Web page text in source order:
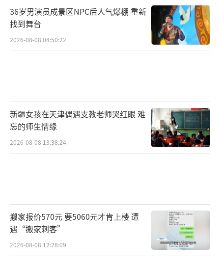
36岁男演员成景区NPC后人气爆棚 重新
找到舞台
2026-08-08 08:50:22
新疆女孩在天津偶遇支教老师哭红眼 难
忘的师生情缘
2026-08-08 13:38:24
搬家报价570元 要5060元才肯上楼 遭
遇“搬家刺客”
2026-08-08 12:28:09